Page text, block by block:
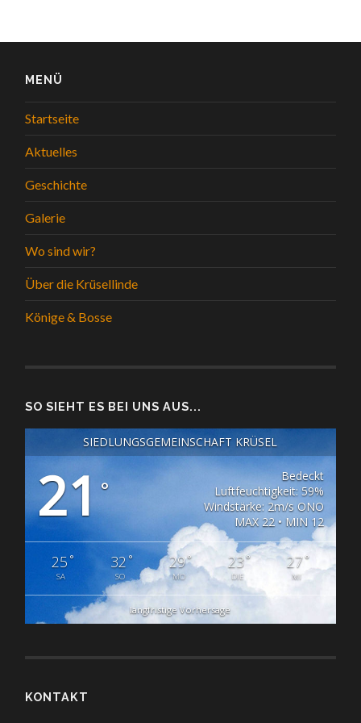
MENÜ
Startseite
Aktuelles
Geschichte
Galerie
Wo sind wir?
Über die Krüsellinde
Könige & Bosse
SO SIEHT ES BEI UNS AUS...
SIEDLUNGSGEMEINSCHAFT KRÜSEL
21°
Bedeckt
Luftfeuchtigkeit: 59%
Windstärke: 2m/s ONO
MAX 22 • MIN 12
25°
SA
32 °
SO
29°
MO
23°
DIE
27°
MI
langfristige Vorhersage
KONTAKT